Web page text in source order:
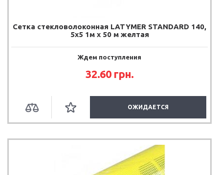
Сетка стекловолоконная LATYMER STANDARD 140,
5х5 1м х 50 м желтая
Ждем поступления
32.60 грн.
ОЖИДАЕТСЯ